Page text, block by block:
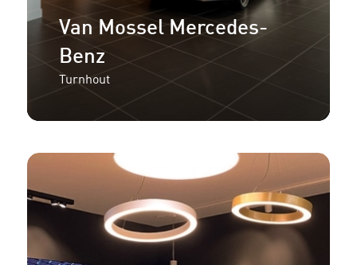
Van Mossel Mercedes-
Benz
Turnhout